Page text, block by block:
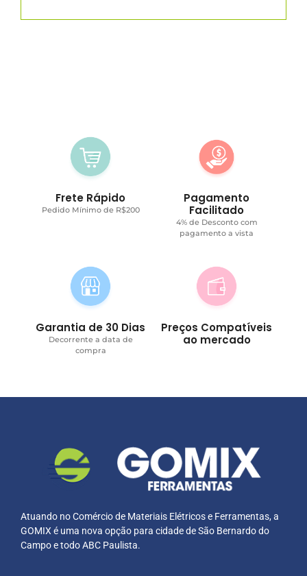
Frete Rápido
Pedido Mínimo de R$200
Pagamento
Facilitado
4% de Desconto com
pagamento a vista
Garantia de 30 Dias
Decorrente a data de
compra
Preços Compatíveis
ao mercado
Atuando no Comércio de Materiais Elétricos e Ferramentas, a
GOMIX é uma nova opção para cidade de São Bernardo do
Campo e todo ABC Paulista.